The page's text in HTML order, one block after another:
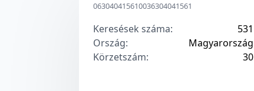
063040415610036304041561
Keresések száma:
531
Ország:
Magyarország
Körzetszám:
30